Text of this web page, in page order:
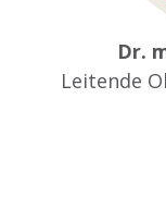
Dr.
Leitende